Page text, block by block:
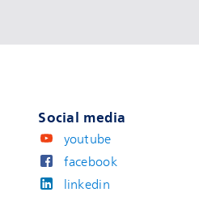
Social media
youtube
facebook
linkedin